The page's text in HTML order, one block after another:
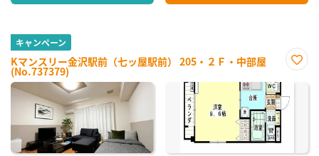
キャンペーン
Kマンスリー金沢駅前（七ッ屋駅前） 205・２Ｆ・中部屋
(No.737379)
に入
り登
録